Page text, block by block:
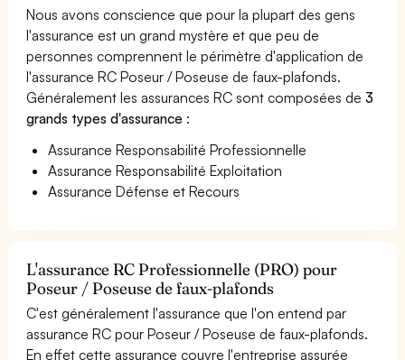
Nous avons conscience que pour la plupart des gens
l'assurance est un grand mystère et que peu de
personnes comprennent le périmètre d'application de
l'assurance RC Poseur / Poseuse de faux-plafonds.
Généralement les assurances RC sont composées de3
grands types d'assurance :
Assurance Responsabilité Professionnelle
Assurance Responsabilité Exploitation
Assurance Défense et Recours
L'assurance RC Professionnelle (PRO) pour
Poseur / Poseuse de faux-plafonds
C'est généralement l'assurance que l'on entend par
assurance RC pour Poseur / Poseuse de faux-plafonds.
En effet cette assurance couvre l'entreprise assurée